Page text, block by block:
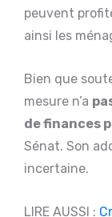
peuvent
ainsi les
Bien que
mesure n’a
de finances
Sénat. Son
incertaine.
LIRE AUSSI :